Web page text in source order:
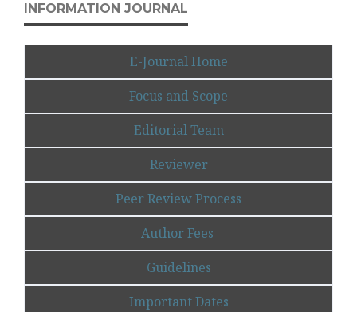
INFORMATION JOURNAL
E-Journal Home
Focus and Scope
Editorial Team
Reviewer
Peer Review Process
Author Fees
Guidelines
Important Dates